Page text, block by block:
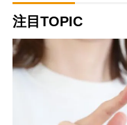
注目TOPIC